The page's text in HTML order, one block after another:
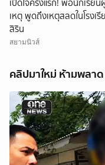
เปิดใจครั้งแรก! พ่อนักเรีย
เหตุ พูดถึงเหตุสลดในโรงเ
สิริน
สยามนิวส์
คลิปมาใหม่ ห้ามพลา